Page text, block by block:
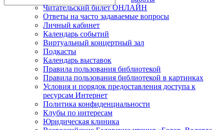
Читательский билет ОНЛАЙН
Ответы на часто задаваемые вопросы
Личный кабинет
Календарь событий
Виртуальный концертный зал
Подкасты
Календарь выставок
Правила пользования библиотекой
Правила пользования библиотекой в картинках
Условия и порядок предоставления доступа к
ресурсам Интернет
Политика конфиденциальности
Клубы по интересам
Юридическая клиника